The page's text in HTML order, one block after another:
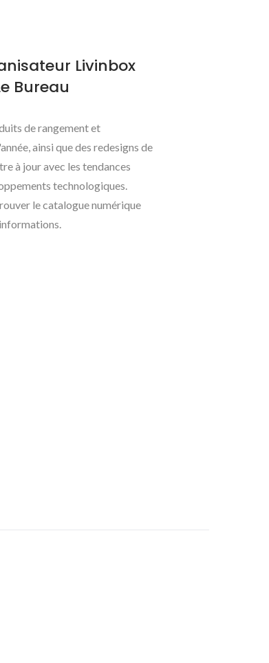
Livinbox
Bureau
de rangement et
ainsi que des redesigns de
à jour avec les tendances
technologiques.
le catalogue numérique